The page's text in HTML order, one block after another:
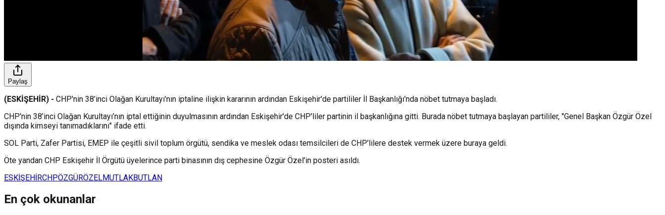
Paylaş
(ESKİŞEHİR) - CHP'nin 38’inci Olağan Kurultayı’nın iptaline ilişkin kararının ardından Eskişehir'de partililer İl Başkanlığı'nda nöbet tutmaya başladı.
CHP'nin 38’inci Olağan Kurultayı’nın iptal ettiğinin duyulmasının ardından Eskişehir'de CHP'liler partinin il başkanlığına gitti. Burada nöbet tutmaya başlayan partililer, "Genel Başkan Özgür Özel
dışında kimseyi tanımadıklarını" ifade etti.
SOL Parti, Zafer Partisi, EMEP ile çeşitli sivil toplum örgütü, sendika ve meslek odası temsilcileri de CHP'lilere destek vermek üzere buraya geldi.
Öte yandan CHP Eskişehir İl Örgütü üyelerince parti binasının dış cephesine Özgür Özel’in posteri asıldı.
ESKİŞEHİRCHPÖZGÜRÖZELMUTLAKBUTLAN
En çok okunanlar